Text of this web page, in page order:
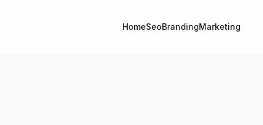
HomeSeoBrandingMarketing